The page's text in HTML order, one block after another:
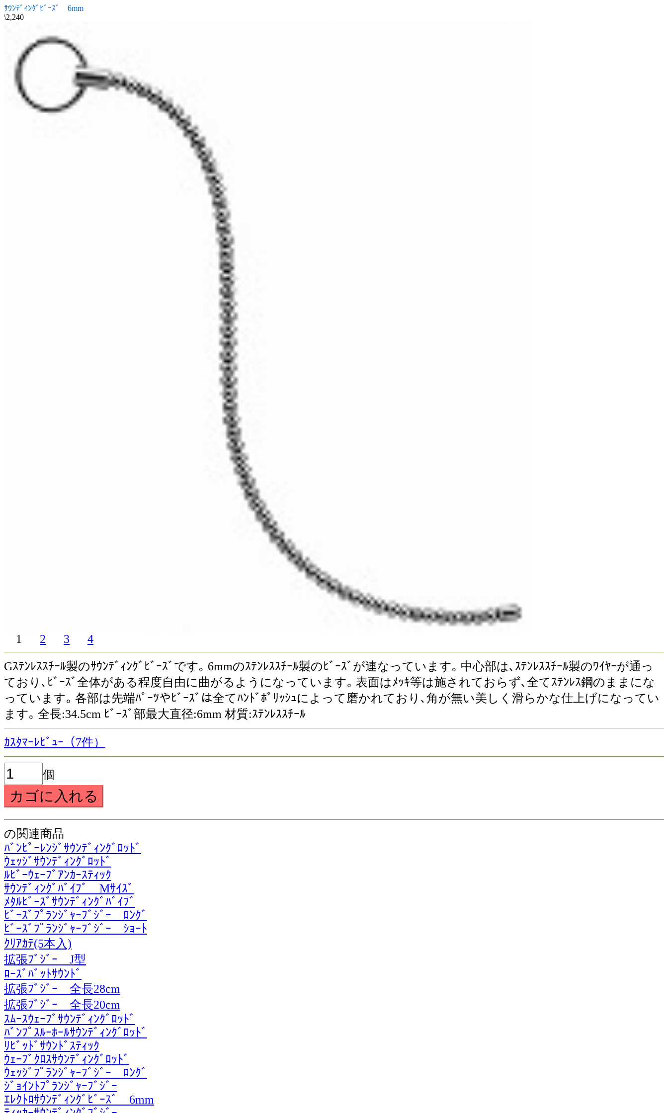
ｻｳﾝﾃﾞｨﾝｸﾞﾋﾞｰｽﾞ 6mm
\2,240
1 2 3 4
Gｽﾃﾝﾚｽｽﾁｰﾙ製のｻｳﾝﾃﾞｨﾝｸﾞﾋﾞｰｽﾞです｡ 6mmのｽﾃﾝﾚｽｽﾁｰﾙ製のﾋﾞｰｽﾞが連なっています｡ 中心部は､ｽﾃﾝﾚｽｽﾁｰﾙ製のﾜｲﾔｰが通っ
ており､ﾋﾞｰｽﾞ全体がある程度自由に曲がるようになっています｡ 表面はﾒｯｷ等は施されておらず､全てｽﾃﾝﾚｽ鋼のままにな
っています｡ 各部は先端ﾊﾟｰﾂやﾋﾞｰｽﾞは全てﾊﾝﾄﾞﾎﾟﾘｯｼｭによって磨かれており､角が無い美しく滑らかな仕上げになってい
ます｡ 全長:34.5cm ﾋﾞｰｽﾞ部最大直径:6mm 材質:ｽﾃﾝﾚｽｽﾁｰﾙ
ｶｽﾀﾏｰﾚﾋﾞｭｰ（7件）
個
の関連商品
ﾊﾞﾝﾋﾟｰﾚﾝｼﾞｻｳﾝﾃﾞｨﾝｸﾞﾛｯﾄﾞ
ｳｪｯｼﾞｻｳﾝﾃﾞｨﾝｸﾞﾛｯﾄﾞ
ﾙﾋﾞｰｳｪｰﾌﾞｱﾝｶｰｽﾃｨｯｸ
ｻｳﾝﾃﾞｨﾝｸﾞﾊﾞｲﾌﾞ Mｻｲｽﾞ
ﾒﾀﾙﾋﾞｰｽﾞｻｳﾝﾃﾞｨﾝｸﾞﾊﾞｲﾌﾞ
ﾋﾞｰｽﾞﾌﾟﾗﾝｼﾞｬｰﾌﾞｼﾞｰ ﾛﾝｸﾞ
ﾋﾞｰｽﾞﾌﾟﾗﾝｼﾞｬｰﾌﾞｼﾞｰ ｼｮｰﾄ
ｸﾘｱｶﾃ(5本入)
拡張ﾌﾞｼﾞｰ J型
ﾛｰｽﾞﾊﾞｯﾄｻｳﾝﾄﾞ
拡張ﾌﾞｼﾞｰ 全長28cm
拡張ﾌﾞｼﾞｰ 全長20cm
ｽﾑｰｽｳｪｰﾌﾞｻｳﾝﾃﾞｨﾝｸﾞﾛｯﾄﾞ
ﾊﾞﾝﾌﾟｽﾙｰﾎｰﾙｻｳﾝﾃﾞｨﾝｸﾞﾛｯﾄﾞ
ﾘﾋﾞｯﾄﾞｻｳﾝﾄﾞｽﾃｨｯｸ
ｳｪｰﾌﾞｸﾛｽｻｳﾝﾃﾞｨﾝｸﾞﾛｯﾄﾞ
ｳｪｯｼﾞﾌﾟﾗﾝｼﾞｬｰﾌﾞｼﾞｰ ﾛﾝｸﾞ
ｼﾞｮｲﾝﾄﾌﾟﾗﾝｼﾞｬｰﾌﾞｼﾞｰ
ｴﾚｸﾄﾛｻｳﾝﾃﾞｨﾝｸﾞﾋﾞｰｽﾞ 6mm